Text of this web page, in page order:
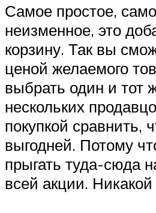
Самое простое,
неизменное, это
корзину. Так вы
ценой желаемого
выбрать один и тот
нескольких
покупкой сравнить,
выгодней. Потому
прыгать туда-сюда
всей акции.